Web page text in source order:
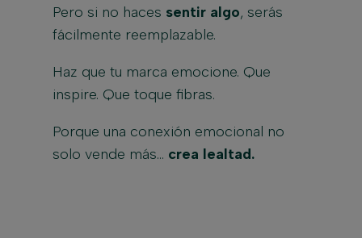
Pero si no haces sentir algo, serás
fácilmente reemplazable.
Haz que tu marca emocione. Que
inspire. Que toque fibras.
Porque una conexión emocional no
solo vende más… crea lealtad.